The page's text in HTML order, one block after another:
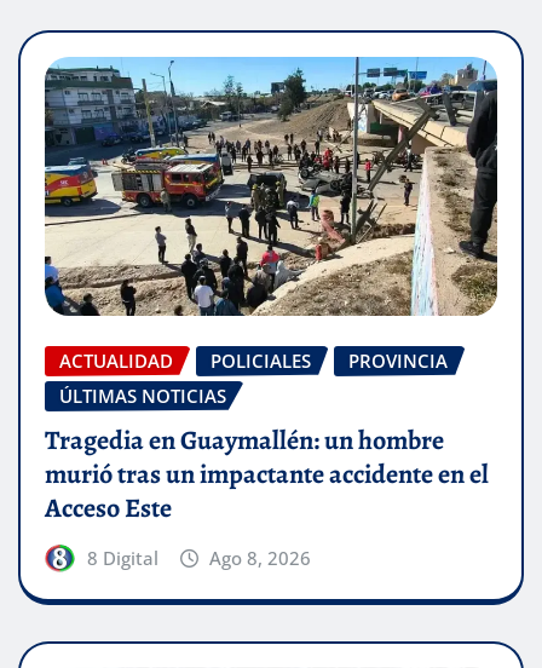
ACTUALIDAD POLICIALES
PROVINCIA
ÚLTIMAS NOTICIAS
Tragedia en Guaymallén: un hombre
murió tras un impactante accidente en el
Acceso Este
8 Digital Ago 8, 2026